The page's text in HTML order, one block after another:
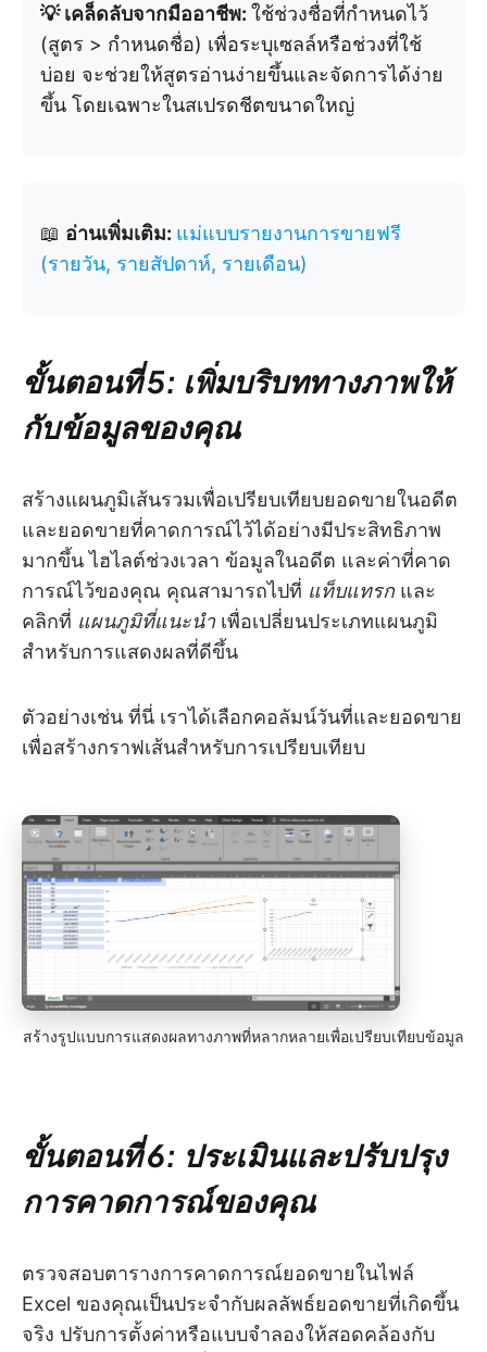
💡 เคล็ดลับจากมืออาชีพ: ใช้ช่วงชื่อที่กำหนดไว้
(สูตร > กำหนดชื่อ) เพื่อระบุเซลล์หรือช่วงที่ใช้
บ่อย จะช่วยให้สูตรอ่านง่ายขึ้นและจัดการได้ง่าย
ขึ้น โดยเฉพาะในสเปรดชีตขนาดใหญ่
📖 อ่านเพิ่มเติม: แม่แบบรายงานการขายฟรี
(รายวัน, รายสัปดาห์, รายเดือน)
ขั้นตอนที่ 5: เพิ่มบริบททางภาพให้
กับข้อมูลของคุณ
สร้างแผนภูมิเส้นรวมเพื่อเปรียบเทียบยอดขายในอดีต
และยอดขายที่คาดการณ์ไว้ได้อย่างมีประสิทธิภาพ
มากขึ้น ไฮไลต์ช่วงเวลา ข้อมูลในอดีต และค่าที่คาด
การณ์ไว้ของคุณ คุณสามารถไปที่ แท็บแทรกและ
คลิกที่ แผนภูมิที่แนะนำเพื่อเปลี่ยนประเภทแผนภูมิ
สำหรับการแสดงผลที่ดีขึ้น
ตัวอย่างเช่น ที่นี่ เราได้เลือกคอลัมน์วันที่และยอดขาย
เพื่อสร้างกราฟเส้นสำหรับการเปรียบเทียบ
สร้างรูปแบบการแสดงผลทางภาพที่หลากหลายเพื่อเปรียบเทียบข้อมูล
ขั้นตอนที่ 6: ประเมินและปรับปรุง
การคาดการณ์ของคุณ
ตรวจสอบตารางการคาดการณ์ยอดขายในไฟล์
Excel ของคุณเป็นประจำกับผลลัพธ์ยอดขายที่เกิดขึ้น
จริง ปรับการตั้งค่าหรือแบบจำลองให้สอดคล้องกับ